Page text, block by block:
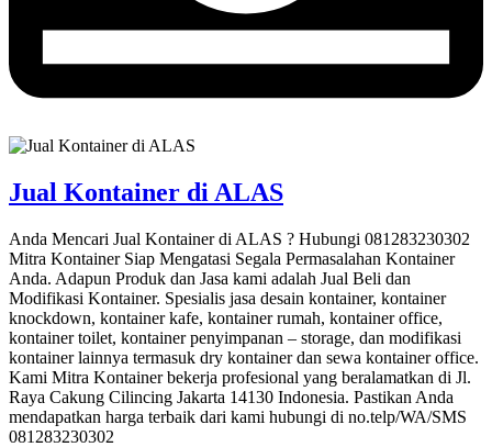
Jual Kontainer di ALAS
Anda Mencari Jual Kontainer di ALAS ? Hubungi 081283230302
Mitra Kontainer Siap Mengatasi Segala Permasalahan Kontainer
Anda. Adapun Produk dan Jasa kami adalah Jual Beli dan
Modifikasi Kontainer. Spesialis jasa desain kontainer, kontainer
knockdown, kontainer kafe, kontainer rumah, kontainer office,
kontainer toilet, kontainer penyimpanan – storage, dan modifikasi
kontainer lainnya termasuk dry kontainer dan sewa kontainer office.
Kami Mitra Kontainer bekerja profesional yang beralamatkan di Jl.
Raya Cakung Cilincing Jakarta 14130 Indonesia. Pastikan Anda
mendapatkan harga terbaik dari kami hubungi di no.telp/WA/SMS
081283230302